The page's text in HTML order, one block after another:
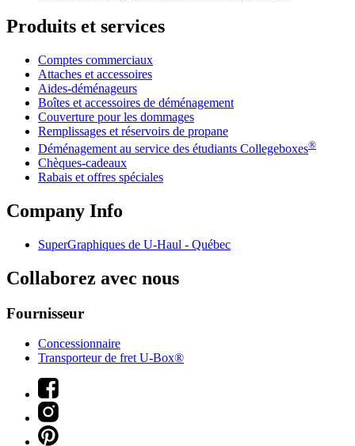
Produits et services
Comptes commerciaux
Attaches et accessoires
Aides-déménageurs
Boîtes et accessoires de déménagement
Couverture pour les dommages
Remplissages et réservoirs de propane
Déménagement au service des étudiants Collegeboxes®
Chèques-cadeaux
Rabais et offres spéciales
Company Info
SuperGraphiques de U-Haul - Québec
Collaborez avec nous
Fournisseur
Concessionnaire
Transporteur de fret U-Box®